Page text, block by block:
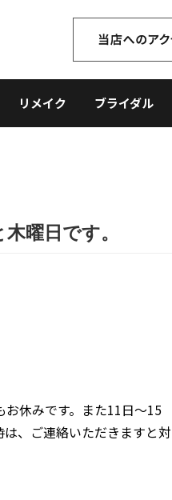
リメイク ブライダル
曜日です。
休みです。また11日〜15
、ご連絡いただきますと対